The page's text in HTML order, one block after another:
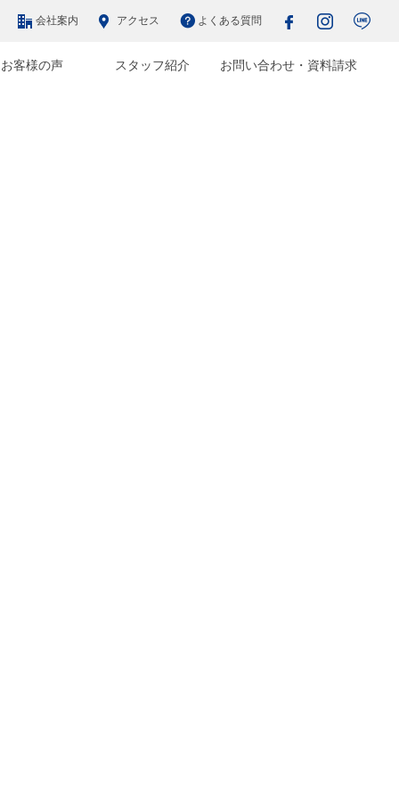
会社案内 アクセス よくある質問
お客様の声 スタッフ紹介 お問い合わせ・資料請求